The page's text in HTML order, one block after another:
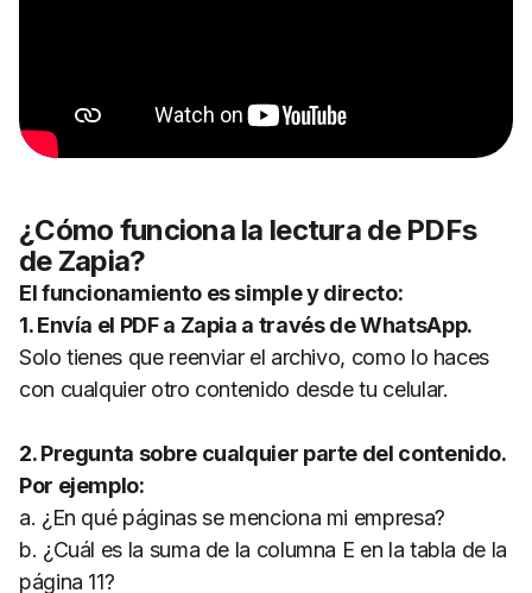
¿Cómo funciona la lectura de PDFs
de Zapia?
El funcionamiento es simple y directo:
1. Envía el PDF a Zapia a través de WhatsApp.
Solo tienes que reenviar el archivo, como lo haces
con cualquier otro contenido desde tu celular.
2. Pregunta sobre cualquier parte del contenido.
Por ejemplo:
a. ¿En qué páginas se menciona mi empresa?
b. ¿Cuál es la suma de la columna E en la tabla de la
página 11?